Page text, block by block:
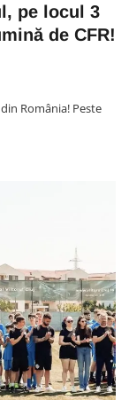
pe locul 3
de CFR!
România! Peste